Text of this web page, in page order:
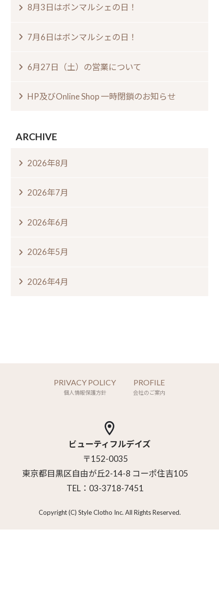
8月3日はボンマルシェの日⁠！⁠ ⁠
7月6日はボンマルシェの日⁠！⁠
6月27日（土）の営業について
HP及びOnline Shop 一時閉鎖のお知らせ
ARCHIVE
2026年8月
2026年7月
2026年6月
2026年5月
2026年4月
PRIVACY POLICY
個人情報保護方針
PROFILE
会社のご案内
ビューティフルデイズ
〒152-0035
東京都目黒区自由が丘2-14-8 コーポ住吉105
TEL：03-3718-7451
Copyright (C) Style Clotho Inc. All Rights Reserved.